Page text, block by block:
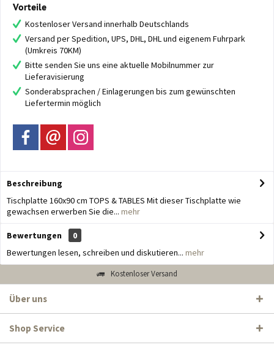
Vorteile
Kostenloser Versand innerhalb Deutschlands
Versand per Spedition, UPS, DHL, DHL und eigenem Fuhrpark
(Umkreis 70KM)
Bitte senden Sie uns eine aktuelle Mobilnummer zur
Lieferavisierung
Sonderabsprachen / Einlagerungen bis zum gewünschten
Liefertermin möglich
Beschreibung
Tischplatte 160x90 cm TOPS & TABLES Mit dieser Tischplatte wie
gewachsen erwerben Sie die... mehr
Bewertungen
0
Bewertungen lesen, schreiben und diskutieren... mehr
Kostenloser Versand
Über uns
Shop Service